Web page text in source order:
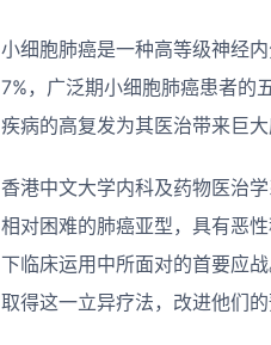
小细胞肺癌是一种高等级神经
7%，广泛期小细胞肺癌患者的
疾病的高复发为其医治带来巨
香港中文大学内科及药物医治
相对困难的肺癌亚型，具有恶
下临床运用中所面对的首要应
取得这一立异疗法，改进他们